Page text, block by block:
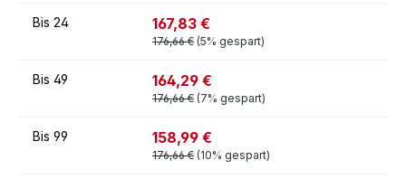
Bis 24 167,83 €
176,66 € (5% gespart)
Bis 49 164,29 €
176,66 € (7% gespart)
Bis 99 158,99 €
176,66 € (10% gespart)